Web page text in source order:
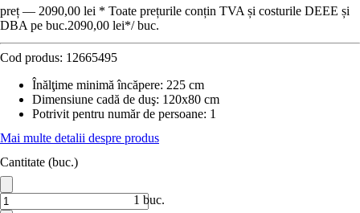
preț — 2090,00 lei * Toate prețurile conțin TVA și costurile DEEE și
DBA pe buc.2090,00 lei*/ buc.
Cod produs: 12665495
Înălţime minimă încăpere: 225 cm
Dimensiune cadă de duş: 120x80 cm
Potrivit pentru număr de persoane: 1
Mai multe detalii despre produs
Cantitate (buc.)
1 buc.